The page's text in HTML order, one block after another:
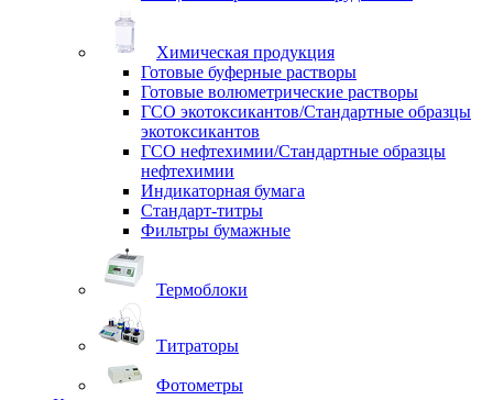
Химическая продукция
Готовые буферные растворы
Готовые волюметрические растворы
ГСО экотоксикантов/Стандартные образцы
экотоксикантов
ГСО нефтехимии/Стандартные образцы
нефтехимии
Индикаторная бумага
Стандарт-титры
Фильтры бумажные
Термоблоки
Титраторы
Фотометры